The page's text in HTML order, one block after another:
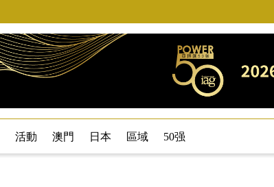
活動 澳門 日本 區域 50强